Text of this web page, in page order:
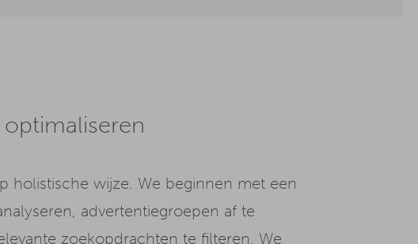
holistische wijze. We beginnen met een
advertentiegroepen af te
zoekopdrachten te filteren. We